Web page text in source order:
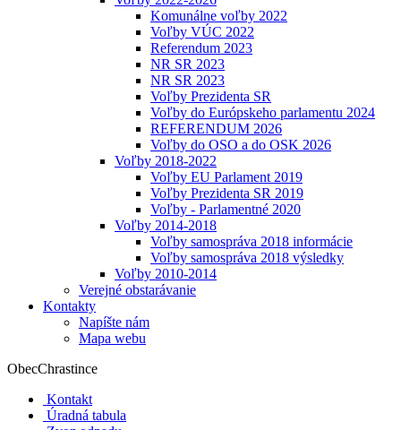
Komunálne voľby 2022
Voľby VÚC 2022
Referendum 2023
NR SR 2023
NR SR 2023
Voľby Prezidenta SR
Voľby do Európskeho parlamentu 2024
REFERENDUM 2026
Voľby do OSO a do OSK 2026
Voľby 2018-2022
Voľby EU Parlament 2019
Voľby Prezidenta SR 2019
Voľby - Parlamentné 2020
Voľby 2014-2018
Voľby samospráva 2018 informácie
Voľby samospráva 2018 výsledky
Voľby 2010-2014
Verejné obstarávanie
Kontakty
Napíšte nám
Mapa webu
ObecChrastince
Kontakt
Úradná tabula